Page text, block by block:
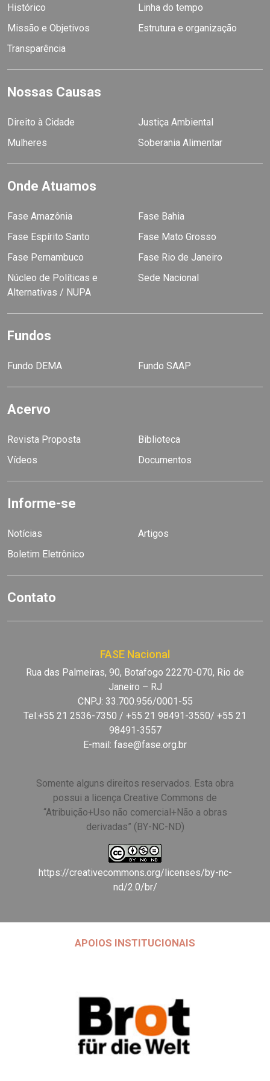
Histórico
Linha do tempo
Missão e Objetivos
Estrutura e organização
Transparência
Nossas Causas
Direito à Cidade
Justiça Ambiental
Mulheres
Soberania Alimentar
Onde Atuamos
Fase Amazônia
Fase Bahia
Fase Espírito Santo
Fase Mato Grosso
Fase Pernambuco
Fase Rio de Janeiro
Núcleo de Políticas e
Alternativas / NUPA
Sede Nacional
Fundos
Fundo DEMA Fundo SAAP
Acervo
Revista Proposta
Biblioteca
Vídeos
Documentos
Informe-se
Notícias
Artigos
Boletim Eletrônico
Contato
FASE Nacional
Rua das Palmeiras, 90, Botafogo 22270-070, Rio de
Janeiro – RJ
CNPJ: 33.700.956/0001-55
Tel:+55 21 2536-7350 / +55 21 98491-3550/ +55 21
98491-3557
E-mail: fase@fase.org.br
Somente alguns direitos reservados. Esta obra
possui a licença Creative Commons de
“Atribuição+Uso não comercial+Não a obras
derivadas” (BY-NC-ND)
https://creativecommons.org/licenses/by-nc-
nd/2.0/br/
APOIOS INSTITUCIONAIS